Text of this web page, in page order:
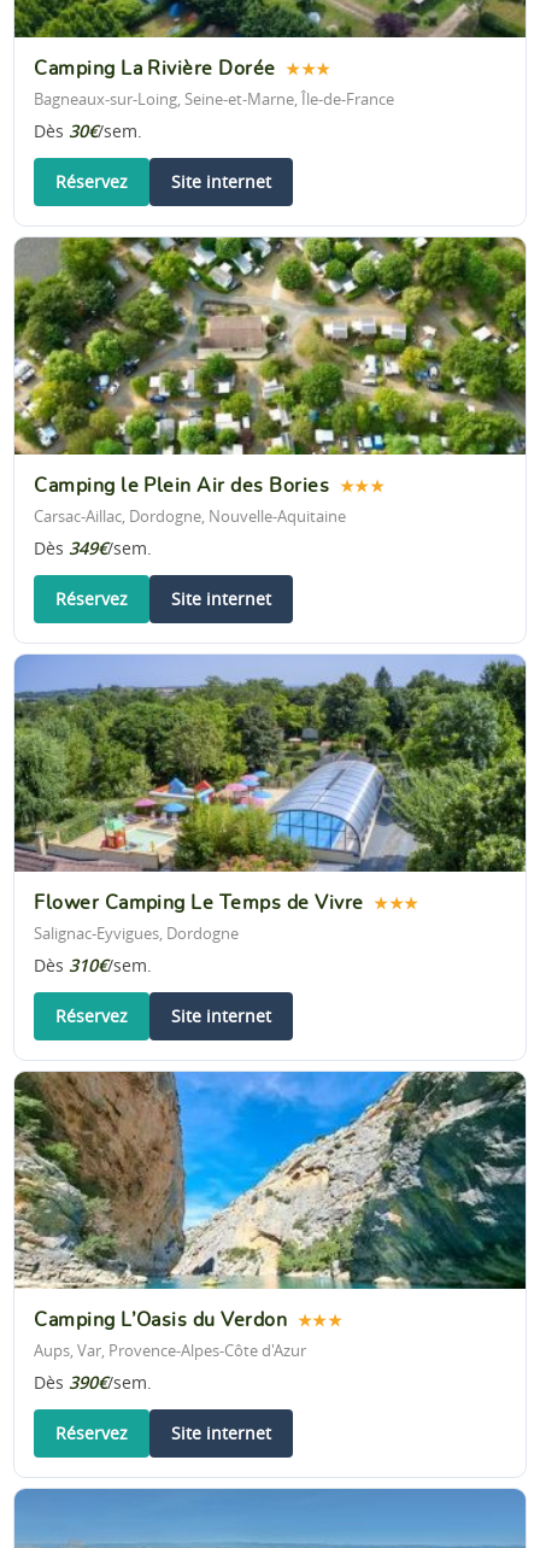
Camping La Rivière Dorée ★★★
Bagneaux-sur-Loing, Seine-et-Marne, Île-de-France
Dès30€/sem.
Réservez Site internet
Camping le Plein Air des Bories ★★★
Carsac-Aillac, Dordogne, Nouvelle-Aquitaine
Dès349€/sem.
Réservez Site internet
Flower Camping Le Temps de Vivre ★★★
Salignac-Eyvigues, Dordogne
Dès310€/sem.
Réservez Site internet
Camping L’Oasis du Verdon ★★★
Aups, Var, Provence-Alpes-Côte d'Azur
Dès390€/sem.
Réservez Site internet